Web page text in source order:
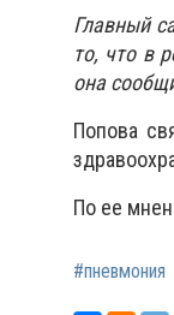
Главный
то, что в
она
Попова
По ее
#пневмония